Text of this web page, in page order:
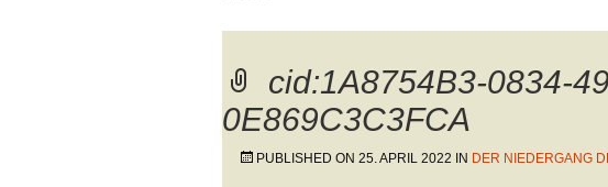
cid:1A8754B3-0834-
0E869C3C3FCA
PUBLISHED ON 25. APRIL 2022 IN DER NIEDERGANG